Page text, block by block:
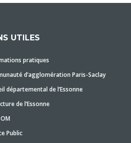
UTILES
pratiques
d’agglomération Paris-Saclay
départemental de l’Essonne
de l’Essonne
Public